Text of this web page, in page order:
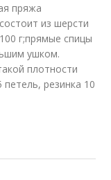
пряжа
из шерсти
г;прямые спицы
ушком.
плотности
резинка 10